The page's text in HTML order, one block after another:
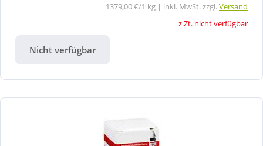
1379,00 €/1 kg | inkl. MwSt. zzgl.Versand
z.Zt. nicht verfügbar
Nicht verfügbar